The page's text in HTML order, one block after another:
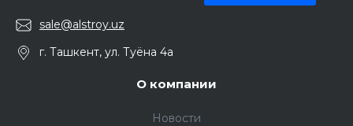
sale@alstroy.uz
г. Ташкент, ул. Туёна 4а
О компании
Новости